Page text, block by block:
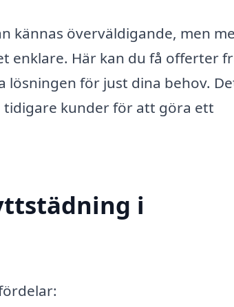
kännas överväldigande, men
enklare. Här kan du få offerter
lösningen för just dina behov.
tidigare kunder för att göra ett
i